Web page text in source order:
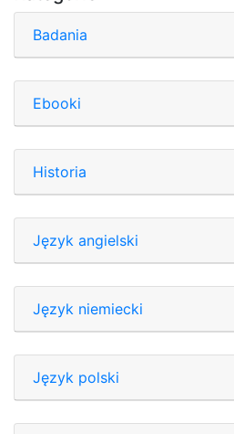
Badania
Ebooki
Historia
Język angielski
Język niemiecki
Język polski